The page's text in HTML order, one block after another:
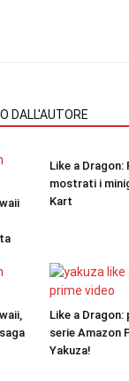
DALL'AUTORE
Like a Dragon:
mostrati i
Kart
Like a
serie Amazon
Yakuza!